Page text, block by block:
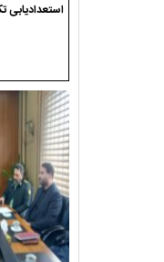
استعدادیابی